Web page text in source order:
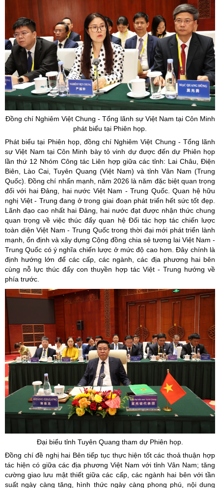
Đồng chí Nghiêm Việt Chung - Tổng lãnh sự Việt Nam tại Côn Minh
phát biểu tại Phiên họp.
Phát biểu tại Phiên họp, đồng chí Nghiêm Việt Chung - Tổng lãnh
sự Việt Nam tại Côn Minh bày tỏ vinh dự được đến dự Phiên họp
lần thứ 12 Nhóm Công tác Liên hợp giữa các tỉnh: Lai Châu, Điện
Biên, Lào Cai, Tuyên Quang (Việt Nam) và tỉnh Vân Nam (Trung
Quốc). Đồng chí nhấn mạnh, năm 2026 là năm đặc biệt quan trọng
đối với hai Đảng, hai nước Việt Nam - Trung Quốc. Quan hệ hữu
nghị Việt - Trung đang ở trong giai đoạn phát triển hết sức tốt đẹp.
Lãnh đạo cao nhất hai Đảng, hai nước đạt được nhận thức chung
quan trọng về việc thúc đẩy quan hệ Đối tác hợp tác chiến lược
toàn diện Việt Nam - Trung Quốc trong thời đại mới phát triển lành
mạnh, ổn định và xây dựng Cộng đồng chia sẻ tương lai Việt Nam -
Trung Quốc có ý nghĩa chiến lược ở mức độ cao hơn. Đây chính là
định hướng lớn để các cấp, các ngành, các địa phương hai bên
cùng nỗ lực thúc đẩy con thuyền hợp tác Việt - Trung hướng về
phía trước.
Đại biểu tỉnh Tuyên Quang tham dự Phiên họp.
Đồng chí đề nghị hai Bên tiếp tục thực hiện tốt các thoả thuận hợp
tác hiện có giữa các địa phương Việt Nam với tỉnh Vân Nam; tăng
cường giao lưu mật thiết giữa các cấp, các ngành hai bên với tần
suất ngày càng tăng, hình thức ngày càng phong phú, nội dung